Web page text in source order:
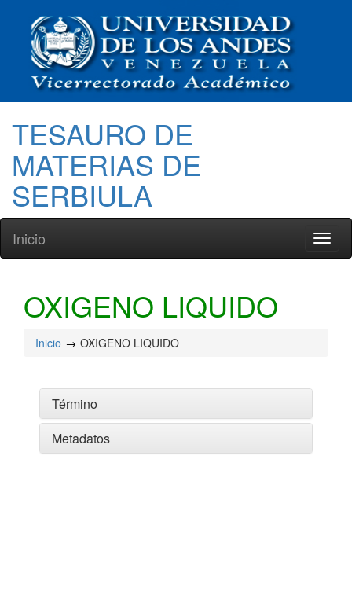
TESAURO DE
MATERIAS DE
SERBIULA
Inicio
OXIGENO LIQUIDO
Inicio OXIGENO LIQUIDO
Término
Metadatos